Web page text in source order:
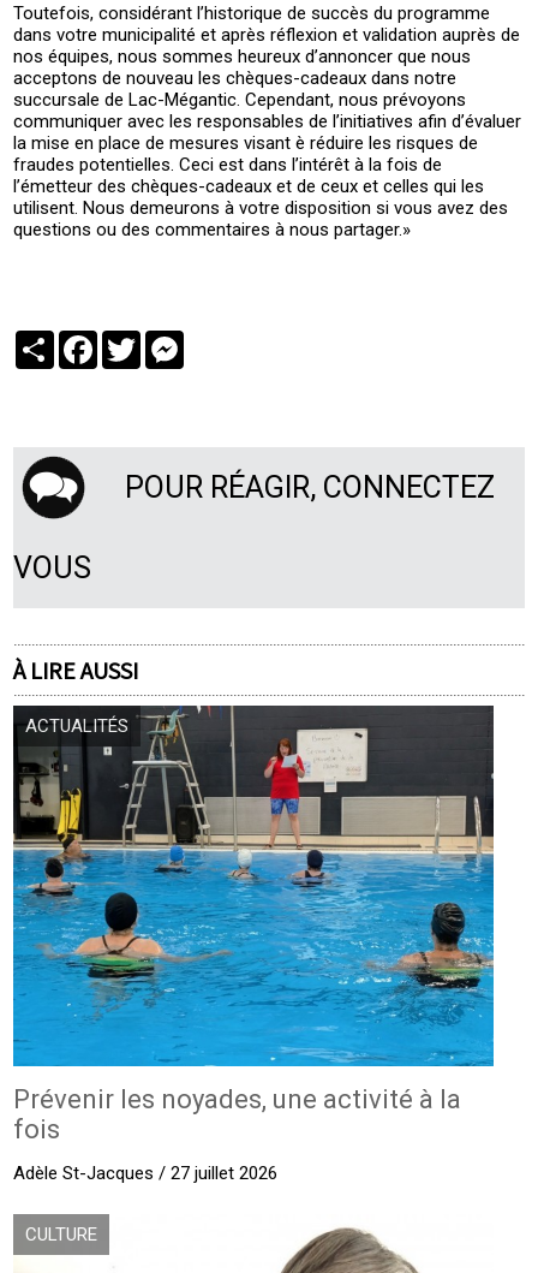
Toutefois, considérant l’historique de succès du programme
dans votre municipalité et après réflexion et validation auprès de
nos équipes, nous sommes heureux d’annoncer que nous
acceptons de nouveau les chèques-cadeaux dans notre
succursale de Lac-Mégantic. Cependant, nous prévoyons
communiquer avec les responsables de l’initiatives afin d’évaluer
la mise en place de mesures visant è réduire les risques de
fraudes potentielles. Ceci est dans l’intérêt à la fois de
l’émetteur des chèques-cadeaux et de ceux et celles qui les
utilisent. Nous demeurons à votre disposition si vous avez des
questions ou des commentaires à nous partager.»
PartagerFacebook
Twitter
POUR RÉAGIR, CONNECTEZ
VOUS
À LIRE AUSSI
ACTUALITÉS
Prévenir les noyades, une activité à la
fois
Adèle St-Jacques / 27 juillet 2026
CULTURE